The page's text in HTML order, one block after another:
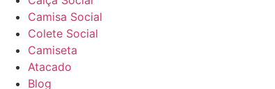
Camisa Social
Colete Social
Camiseta
Atacado
Blog